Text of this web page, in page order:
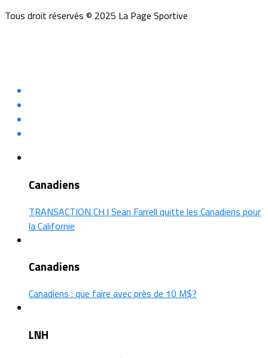
Tous droit réservés © 2025 La Page Sportive
Canadiens
TRANSACTION CH | Sean Farrell quitte les Canadiens pour
la Californie
Canadiens
Canadiens : que faire avec près de 10 M$?
LNH